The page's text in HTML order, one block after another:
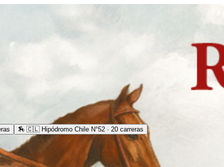
🏇 🇨🇱 Hipódromo Chile N°52 · 20 carreras